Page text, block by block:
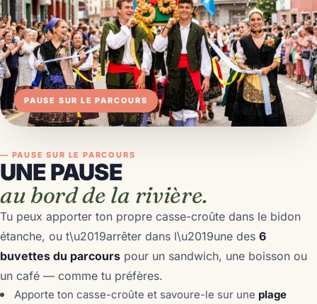
PAUSE SUR LE PARCOURS
— PAUSE SUR LE PARCOURS
UNE PAUSE
au bord de la rivière.
Tu peux apporter ton propre casse-croûte dans le bidon
étanche, ou t\u2019arrêter dans l\u2019une des 6
buvettes du parcours pour un sandwich, une boisson ou
un café — comme tu préfères.
Apporte ton casse-croûte et savoure-le sur une plage